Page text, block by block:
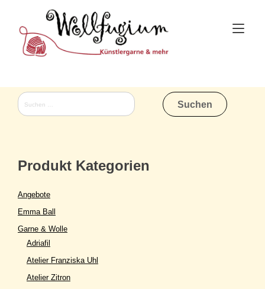
content
Suchen
nach:
Produkt Kategorien
Angebote
Emma Ball
Garne & Wolle
Adriafil
Atelier Franziska Uhl
Atelier Zitron